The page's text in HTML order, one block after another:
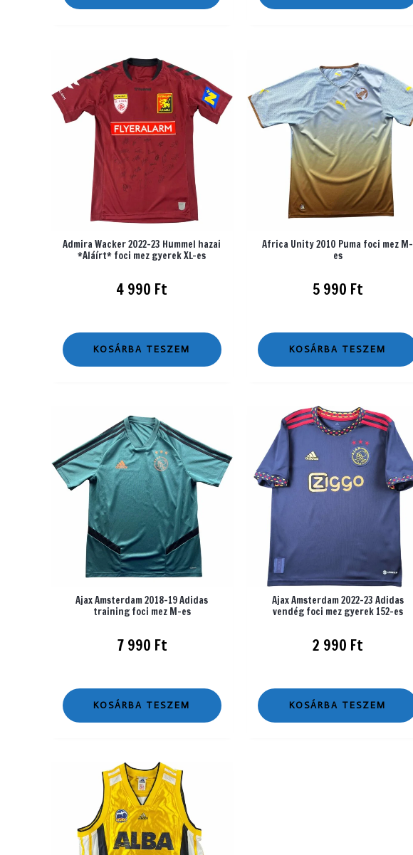
Admira Wacker 2022-23 Hummel hazai
*Aláírt* foci mez gyerek XL-es
4 990 Ft
KOSÁRBA TESZEM
Africa Unity 2010 Puma foci mez M-
es
5 990 Ft
KOSÁRBA TESZEM
Ajax Amsterdam 2018-19 Adidas
training foci mez M-es
7 990 Ft
KOSÁRBA TESZEM
Ajax Amsterdam 2022-23 Adidas
vendég foci mez gyerek 152-es
2 990 Ft
KOSÁRBA TESZEM